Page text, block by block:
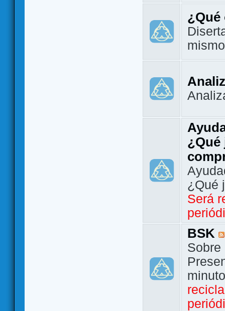
¿Qué
¿Qué
¿Qué
Será
BSK
Sobre